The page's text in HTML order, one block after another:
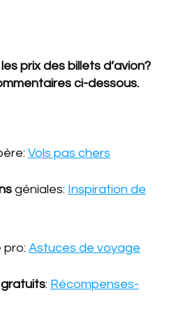
prix des billets d’avion?
ci-dessous.
Vols pas chers
géniales: Inspiration de
pro: Astuces de voyage
gratuits: Récompenses-